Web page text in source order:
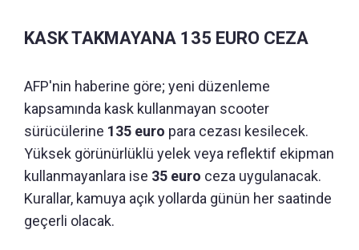
KASK TAKMAYANA 135 EURO CEZA
AFP'nin haberine göre; yeni düzenleme
kapsamında kask kullanmayan scooter
sürücülerine 135 euro para cezası kesilecek.
Yüksek görünürlüklü yelek veya reflektif ekipman
kullanmayanlara ise 35 euro ceza uygulanacak.
Kurallar, kamuya açık yollarda günün her saatinde
geçerli olacak.